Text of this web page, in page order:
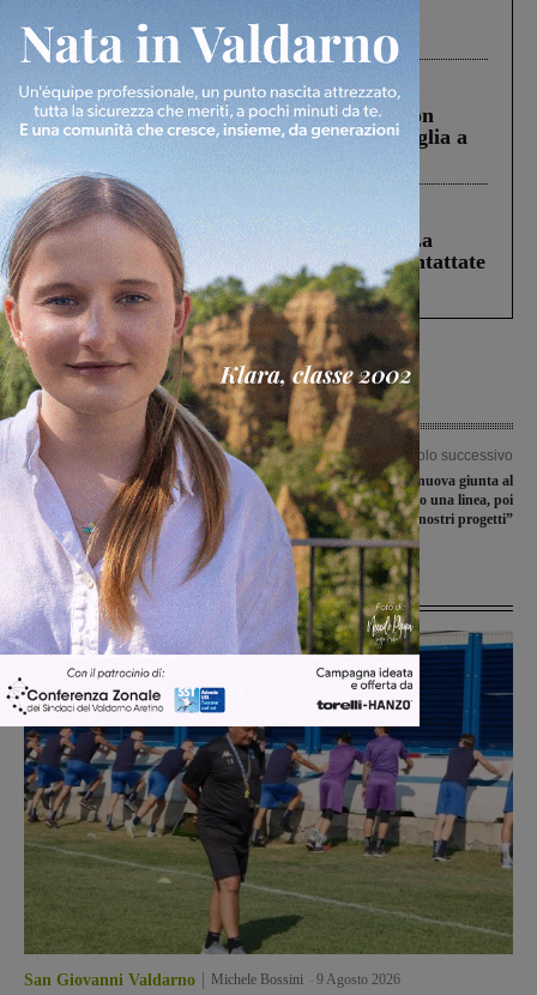
Gianni, Giulia e Franco. Lo schianto, il
processo, lo stop ai sorpassi fra tir....
Cronaca 3 Agosto 2026
Scomparso da una struttura di Castiglion
Fiorentino l’uomo che aveva ucciso la figlia a
Levane nel 2020
Cronaca 5 Agosto 2026
Continuano le ricerche di Miah Billal. La
Prefettura: “In caso di avvistamento contattate
il 112”
Articolo precedente
Nuova piazza di Castelnuovo dei
Sabbioni, un altro tassello della
“politica delle piazze”
Articolo successivo
Deleghe assegnate, la nuova giunta al
lavoro: “Tracciamo una linea, poi
avanti con i nostri progetti”
Ultime Notizie
San Giovanni Valdarno Michele Bossini 9 Agosto 2026